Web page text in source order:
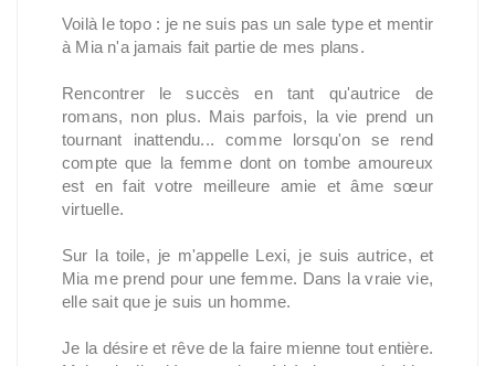
Voilà le topo : je ne suis pas un sale type et mentir
à Mia n'a jamais fait partie de mes plans.
Rencontrer le succès en tant qu'autrice de
romans, non plus. Mais parfois, la vie prend un
tournant inattendu... comme lorsqu'on se rend
compte que la femme dont on tombe amoureux
est en fait votre meilleure amie et âme sœur
virtuelle.
Sur la toile, je m'appelle Lexi, je suis autrice, et
Mia me prend pour une femme. Dans la vraie vie,
elle sait que je suis un homme.
Je la désire et rêve de la faire mienne tout entière.